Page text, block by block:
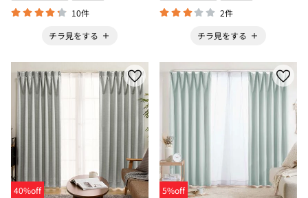
10件
チラ見をする
2件
チラ見をする
40%off
5%off